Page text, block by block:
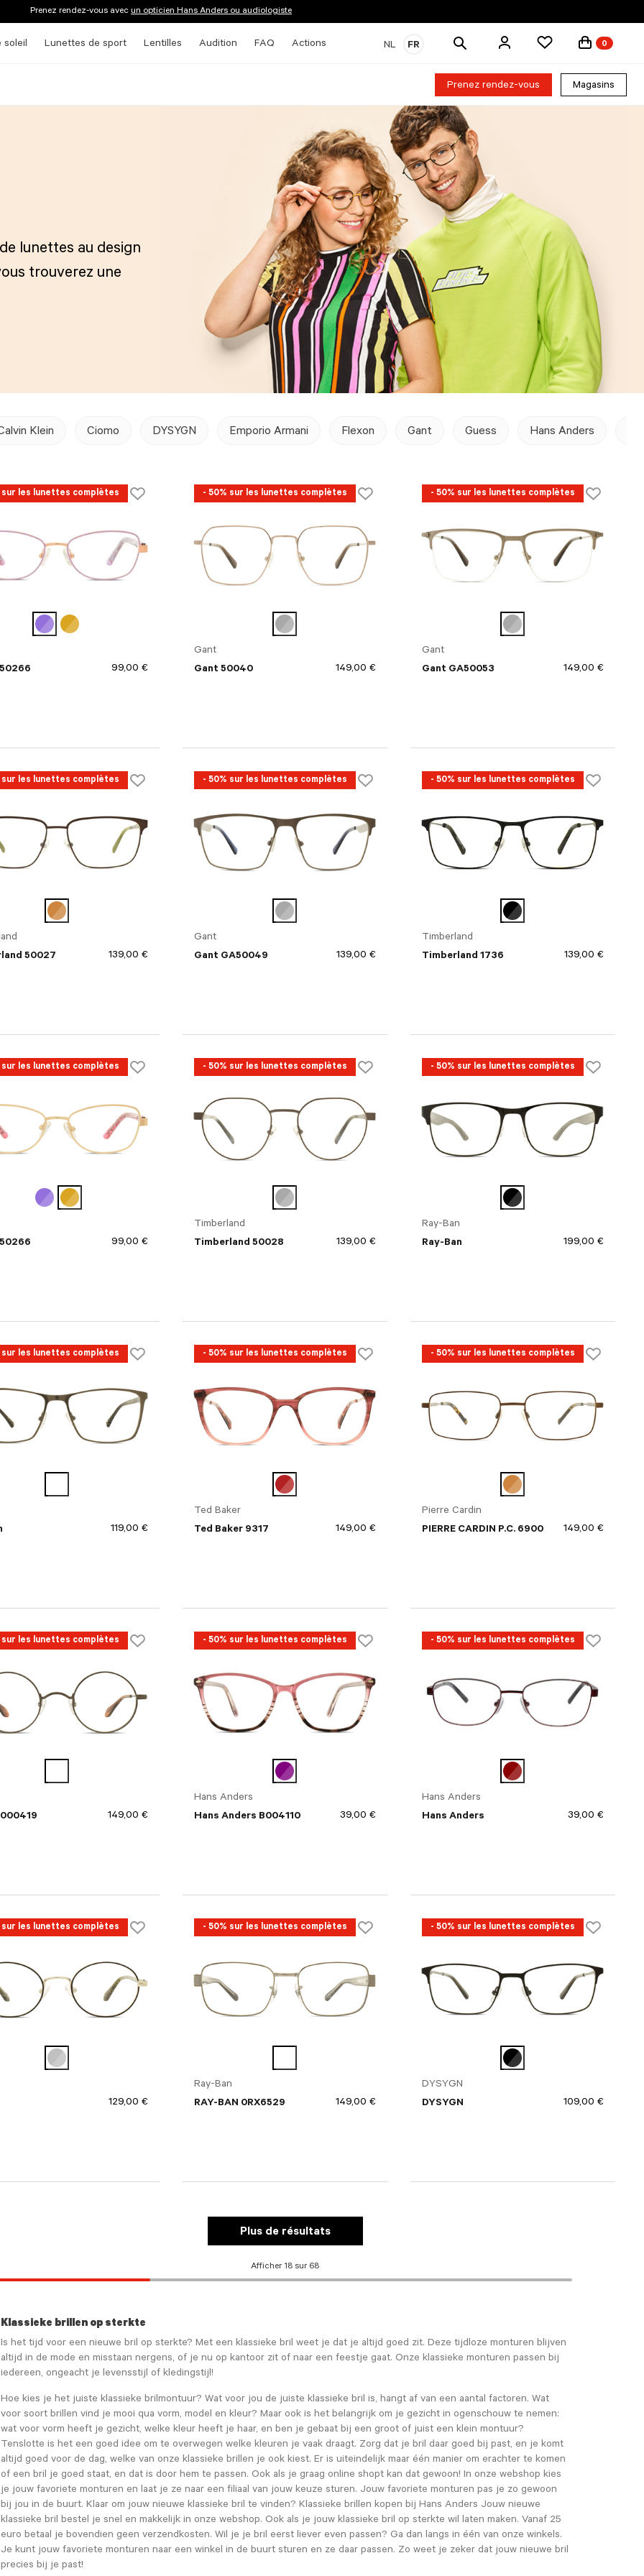
Prenez rendez-vous avec un opticien Hans Anders ou audiologiste
soleil Lunettes de sport Lentilles Audition FAQ Actions NL FR
Rechercher
0
Prenez rendez-vous Magasins
lunettes au design
trouverez une
Klein Ciomo DYSYGN Emporio Armani Flexon Gant Guess Hans Anders
48
51
53
55
57
59
sur les lunettes complètes
99,00 €
- 50% sur les lunettes complètes
Gant
Gant 50040
149,00 €
- 50% sur les lunettes complètes
Gant
Gant GA50053
149,00 €
sur les lunettes complètes
50027
139,00 €
- 50% sur les lunettes complètes
Gant
Gant GA50049
139,00 €
- 50% sur les lunettes complètes
Timberland
Timberland 1736
139,00 €
sur les lunettes complètes
99,00 €
- 50% sur les lunettes complètes
Timberland
Timberland 50028
139,00 €
- 50% sur les lunettes complètes
Ray-Ban
Ray-Ban
199,00 €
sur les lunettes complètes
119,00 €
- 50% sur les lunettes complètes
Ted Baker
Ted Baker 9317
149,00 €
- 50% sur les lunettes complètes
Pierre Cardin
PIERRE CARDIN P.C. 6900
149,00 €
sur les lunettes complètes
149,00 €
- 50% sur les lunettes complètes
Hans Anders
Hans Anders B004110
39,00 €
- 50% sur les lunettes complètes
Hans Anders
Hans Anders
39,00 €
sur les lunettes complètes
129,00 €
- 50% sur les lunettes complètes
Ray-Ban
RAY-BAN 0RX6529
149,00 €
- 50% sur les lunettes complètes
DYSYGN
DYSYGN
109,00 €
Plus de résultats
Afficher 18 sur 68
Klassieke brillen op sterkte
Is het tijd voor een nieuwe bril op sterkte? Met een klassieke bril weet je dat je altijd goed zit. Deze tijdloze monturen blijven
altijd in de mode en misstaan nergens, of je nu op kantoor zit of naar een feestje gaat. Onze klassieke monturen passen bij
iedereen, ongeacht je levensstijl of kledingstijl!
Hoe kies je het juiste klassieke brilmontuur? Wat voor jou de juiste klassieke bril is, hangt af van een aantal factoren. Wat
voor soort brillen vind je mooi qua vorm, model en kleur? Maar ook is het belangrijk om je gezicht in ogenschouw te nemen:
wat voor vorm heeft je gezicht, welke kleur heeft je haar, en ben je gebaat bij een groot of juist een klein montuur?
Tenslotte is het een goed idee om te overwegen welke kleuren je vaak draagt. Zorg dat je bril daar goed bij past, en je komt
altijd goed voor de dag, welke van onze klassieke brillen je ook kiest. Er is uiteindelijk maar één manier om erachter te komen
of een bril je goed staat, en dat is door hem te passen. Ook als je graag online shopt kan dat gewoon! In onze webshop kies
je jouw favoriete monturen en laat je ze naar een filiaal van jouw keuze sturen. Jouw favoriete monturen pas je zo gewoon
bij jou in de buurt. Klaar om jouw nieuwe klassieke bril te vinden? Klassieke brillen kopen bij Hans Anders Jouw nieuwe
klassieke bril bestel je snel en makkelijk in onze webshop. Ook als je jouw klassieke bril op sterkte wil laten maken. Vanaf 25
euro betaal je bovendien geen verzendkosten. Wil je je bril eerst liever even passen? Ga dan langs in één van onze winkels.
Je kunt jouw favoriete monturen naar een winkel in de buurt sturen en ze daar passen. Zo weet je zeker dat jouw nieuwe bril
precies bij je past!